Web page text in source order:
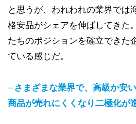
と思うが、われわれの業界では
格安品がシェアを伸ばしてきた
たちのポジションを確立できた
ている感じだ。
─さまざまな業界で、高級か安
商品が売れにくくなり二極化が